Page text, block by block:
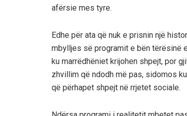
afërsie mes tyre.
Edhe për ata që nuk e prisnin një
mbylljes së programit e bën tërësinë
ku marrëdhëniet krijohen shpejt, por
zhvillim që ndodh më pas, sidomos
që përhapet shpejt në rrjetet sociale.